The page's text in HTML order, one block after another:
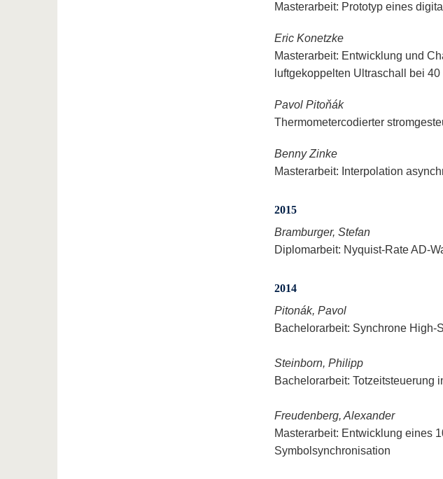
Masterarbeit: Prototyp eines
Eric Konetzke
Masterarbeit: Entwicklung und
luftgekoppelten Ultraschall bei 40
Pavol Pitoňák
Thermometercodierter
Benny Zinke
Masterarbeit: Interpolation
2015
Bramburger, Stefan
Diplomarbeit: Nyquist-Rate AD-
2014
Pitonák, Pavol
Bachelorarbeit: Synchrone High-
Steinborn, Philipp
Bachelorarbeit: Totzeitsteuerung
Freudenberg, Alexander
Masterarbeit: Entwicklung eines
Symbolsynchronisation